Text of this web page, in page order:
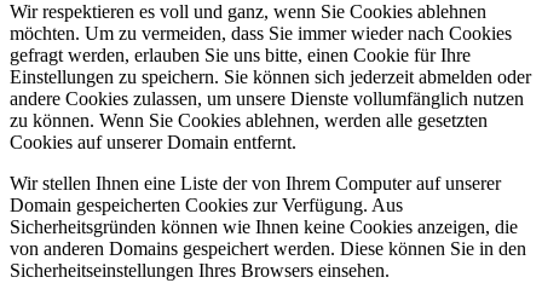
Wir respektieren es voll und ganz, wenn Sie Cookies ablehnen
möchten. Um zu vermeiden, dass Sie immer wieder nach Cookies
gefragt werden, erlauben Sie uns bitte, einen Cookie für Ihre
Einstellungen zu speichern. Sie können sich jederzeit abmelden oder
andere Cookies zulassen, um unsere Dienste vollumfänglich nutzen
zu können. Wenn Sie Cookies ablehnen, werden alle gesetzten
Cookies auf unserer Domain entfernt.
Wir stellen Ihnen eine Liste der von Ihrem Computer auf unserer
Domain gespeicherten Cookies zur Verfügung. Aus
Sicherheitsgründen können wie Ihnen keine Cookies anzeigen, die
von anderen Domains gespeichert werden. Diese können Sie in den
Sicherheitseinstellungen Ihres Browsers einsehen.